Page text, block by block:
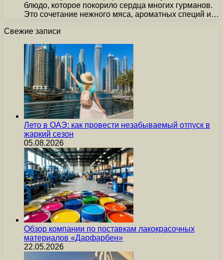
блюдо, которое покорило сердца многих гурманов.
Это сочетание нежного мяса, ароматных специй и…
Свежие записи
Лето в ОАЭ: как провести незабываемый отпуск в
жаркий сезон
05.08.2026
Обзор компании по поставкам лакокрасочных
материалов «Дарфарбен»
22.05.2026